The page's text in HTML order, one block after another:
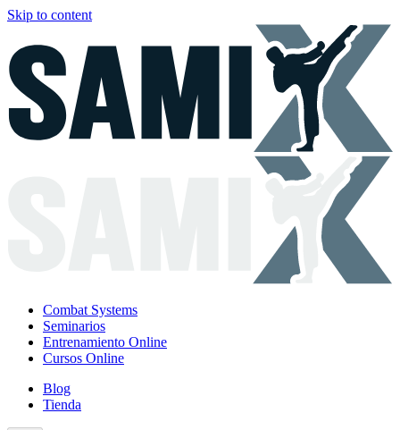
Skip to content
Combat Systems
Seminarios
Entrenamiento Online
Cursos Online
Blog
Tienda